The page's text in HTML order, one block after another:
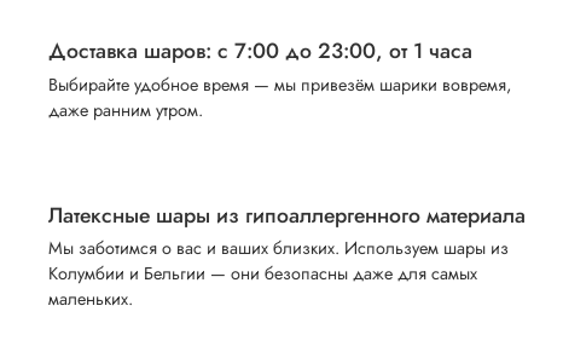
Доставка шаров: с 7:00 до 23:00, от 1 часа
Выбирайте удобное время — мы привезём шарики вовремя,
даже ранним утром.
Латексные шары из гипоаллергенного материала
Мы заботимся о вас и ваших близких. Используем шары из
Колумбии и Бельгии — они безопасны даже для самых
маленьких.